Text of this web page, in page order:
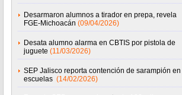
Desarmaron alumnos a tirador en prepa, revela
FGE-Michoacán (09/04/2026)
Desata alumno alarma en CBTIS por pistola de
juguete (11/03/2026)
SEP Jalisco reporta contención de sarampión en
escuelas (14/02/2026)